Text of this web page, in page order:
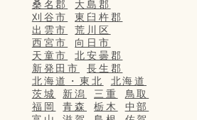
桑名郡
大島郡
刈谷市
東臼杵郡
出雲市
荒川区
西宮市
向日市
天童市
北安曇郡
新発田市
長生郡
北海道・東北
北海道
茨城
新潟 三重
鳥取
福岡
青森 栃木
中部